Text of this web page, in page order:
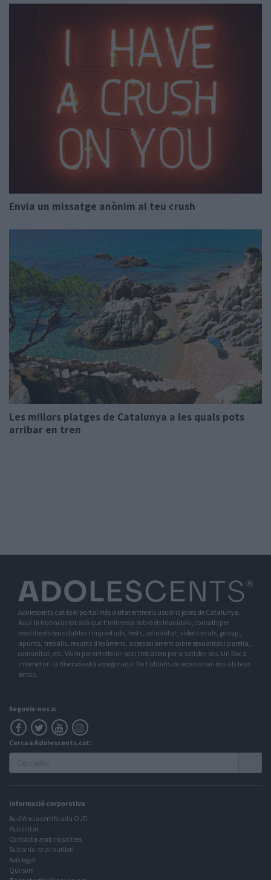
Envia un missatge anònim al teu crush
Les millors platges de Catalunya a les quals pots
arribar en tren
Adolescents.cat és el portal més visitat entre els usuaris joves de Catalunya.
Aquí hi trobaràs tot allò que t'interessa sobre els teus ídols, consells per
resoldre els teus dubtes i inquietuds, tests, actualitat, vídeos virals, gossip,
apunts, treballs, resums d'exàmens, assessorament sobre sexualitat i parella,
comunitat, etc. Vivim per entretenir-vos i treballem per a satisfer-vos. Un lloc a
internet on la diversió està assegurada. No t'oblidis de recomanar-nos als teus
amics.
Segueix-nos a:
Cerca a Adolescents.cat:
Informació corporativa
Audiència certificada OJD
Publicitat
Contacta amb nosaltres
Subscriu-te al butlletí
Avís legal
Qui som